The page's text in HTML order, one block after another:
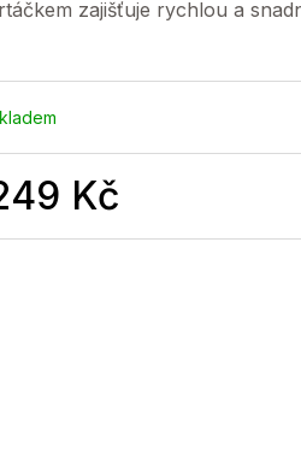
zajišťuje rychlou a
Kč